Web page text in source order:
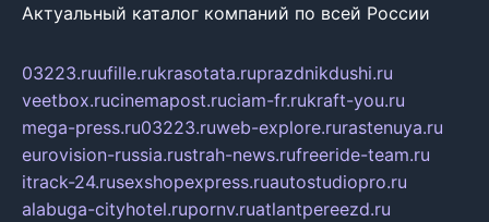
Актуальный каталог компаний по всей России
03223.ruufille.rukrasotata.ruprazdnikdushi.ru
veetbox.rucinemapost.ruciam-fr.rukraft-you.ru
mega-press.ru03223.ruweb-explore.rurastenuya.ru
eurovision-russia.rustrah-news.rufreeride-team.ru
itrack-24.rusexshopexpress.ruautostudiopro.ru
alabuga-cityhotel.rupornv.ruatlantpereezd.ru